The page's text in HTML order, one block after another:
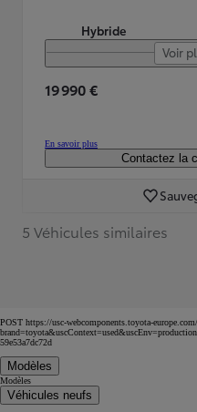
Hybride
Voir
19 990 €
En savoir plus
Contactez la
5 Véhicules similaires
POST https://usc-webcomponents.toyota-
59e53a7dc72d
Modèles
Modèles
Véhicules neufs